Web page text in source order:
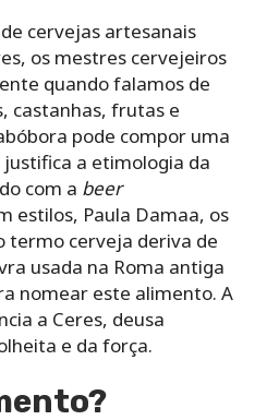
cervejas artesanais
os mestres cervejeiros
quando falamos de
castanhas, frutas e
pode compor uma
a etimologia da
com a beer
estilos, Paula Damaa, os
termo cerveja deriva de
usada na Roma antiga
nomear este alimento. A
a Ceres, deusa
e da força.